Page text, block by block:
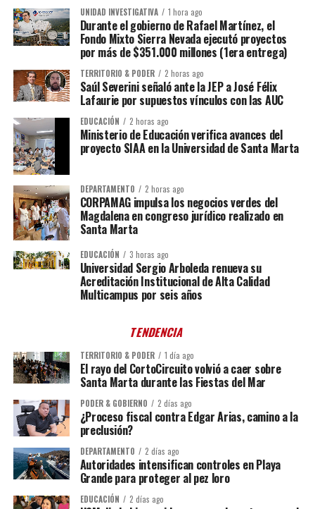
UNIDAD INVESTIGATIVA 1 hora ago
Durante el gobierno de Rafael Martínez, el
Fondo Mixto Sierra Nevada ejecutó proyectos
por más de $351.000 millones (1era entrega)
TERRITORIO & PODER 2 horas ago
Saúl Severini señaló ante la JEP a José Félix
Lafaurie por supuestos vínculos con las AUC
EDUCACIÓN 2 horas ago
Ministerio de Educación verifica avances del
proyecto SIAA en la Universidad de Santa Marta
DEPARTAMENTO 2 horas ago
CORPAMAG impulsa los negocios verdes del
Magdalena en congreso jurídico realizado en
Santa Marta
EDUCACIÓN 3 horas ago
Universidad Sergio Arboleda renueva su
Acreditación Institucional de Alta Calidad
Multicampus por seis años
TENDENCIA
TERRITORIO & PODER 1 día ago
El rayo del CortoCircuito volvió a caer sobre
Santa Marta durante las Fiestas del Mar
PODER & GOBIERNO 2 días ago
¿Proceso fiscal contra Edgar Arias, camino a la
preclusión?
DEPARTAMENTO 2 días ago
Autoridades intensifican controles en Playa
Grande para proteger al pez loro
EDUCACIÓN 2 días ago